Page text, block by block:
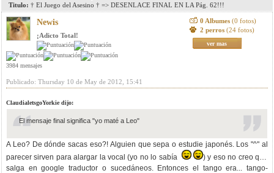
Titulo: † El Juego del Asesino † => DESENLACE FINAL EN LA Pág. 62!!!
Newis
¡Adicto Total!
3984 mensajes
0 Albumes (0 fotos)
2 perros (24 fotos)
ver mas
Publicado: Thursday 10 de May de 2012, 15:41
ClaudialetsgoYorkie dijo:
El mensaje final significa "yo maté a Leo"
A Leo? De dónde sacas eso?! Alguien que sepa o estudie japonés. Los "^" al
parecer sirven para alargar la vocal (yo no lo sabía
) y eso no creo que
salga en google traductor o sucedáneos. Entonces el tango era... tango-